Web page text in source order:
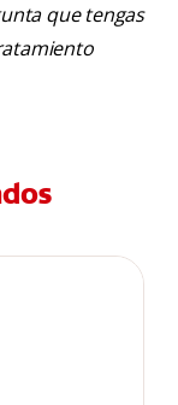
que tengas